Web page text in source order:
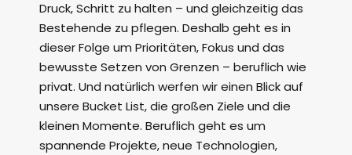
Druck, Schritt zu halten – und gleichzeitig das
Bestehende zu pflegen. Deshalb geht es in
dieser Folge um Prioritäten, Fokus und das
bewusste Setzen von Grenzen – beruflich wie
privat. Und natürlich werfen wir einen Blick auf
unsere Bucket List, die großen Ziele und die
kleinen Momente. Beruflich geht es um
spannende Projekte, neue Technologien,